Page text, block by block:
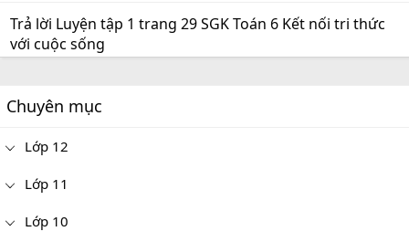
Trả lời Luyện tập 1 trang 29 SGK Toán 6 Kết nối tri thức
với cuộc sống
Chuyên mục
Lớp 12
Lớp 11
Lớp 10